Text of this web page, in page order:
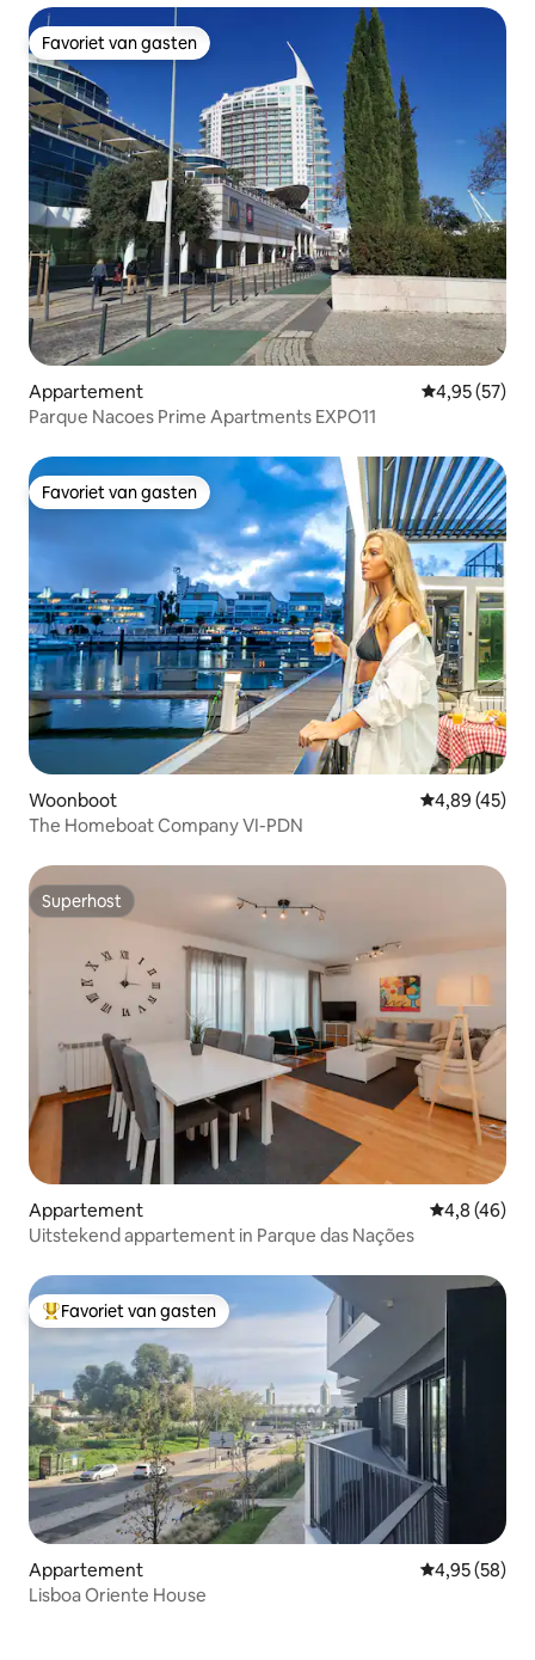
Favoriet van gasten
Favoriet van gasten
Appartement Gemiddelde
4,95 (57)
Parque Nacoes Prime Apartments EXPO11
Favoriet van gasten
Favoriet van gasten
Woonboot Gemiddelde
4,89 (45)
The Homeboat Company VI-PDN
Superhost
Superhost
Appartement
4,8 (46)
Uitstekend appartement in Parque das Nações
Topfavoriet van gasten
Favoriet van gasten
Appartement Gemiddelde
4,95 (58)
Lisboa Oriente House